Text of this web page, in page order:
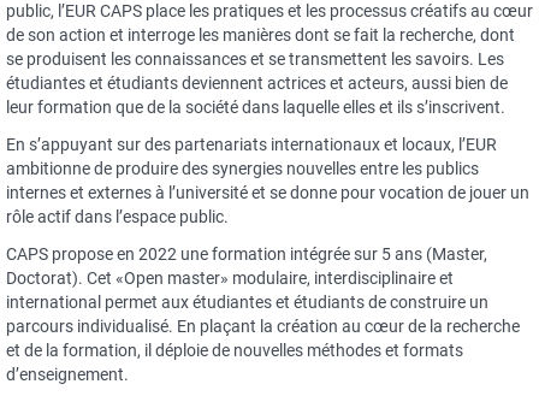
public, l’EUR CAPS place les pratiques et les processus créatifs au cœur
de son action et interroge les manières dont se fait la recherche, dont
se produisent les connaissances et se transmettent les savoirs. Les
étudiantes et étudiants deviennent actrices et acteurs, aussi bien de
leur formation que de la société dans laquelle elles et ils s’inscrivent.
En s’appuyant sur des partenariats internationaux et locaux, l’EUR
ambitionne de produire des synergies nouvelles entre les publics
internes et externes à l’université et se donne pour vocation de jouer un
rôle actif dans l’espace public.
CAPS propose en 2022 une formation intégrée sur 5 ans (Master,
Doctorat). Cet «Open master» modulaire, interdisciplinaire et
international permet aux étudiantes et étudiants de construire un
parcours individualisé. En plaçant la création au cœur de la recherche
et de la formation, il déploie de nouvelles méthodes et formats
d’enseignement.